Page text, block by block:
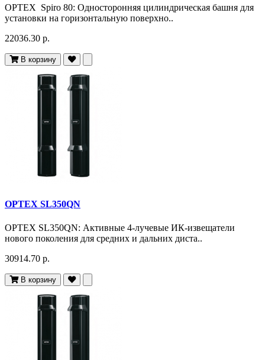
OPTEX Spiro 80: Односторонняя цилиндрическая башня для
установки на горизонтальную поверхно..
22036.30 р.
В корзину
OPTEX SL350QN
OPTEX SL350QN: Активные 4-лучевые ИК-извещатели
нового поколения для средних и дальних диста..
30914.70 р.
В корзину